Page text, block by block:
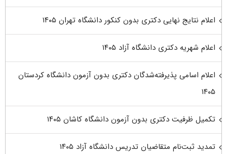
اعلام نتایج نهایی دکتری بدون کنکور دانشگاه تهران ۱۴۰۵
اعلام شهریه دکتری دانشگاه آزاد ۱۴۰۵
اعلام اسامی پذیرفته‌شدگان دکتری بدون آزمون دانشگاه کردستان
۱۴۰۵
تکمیل ظرفیت دکتری بدون آزمون دانشگاه کاشان ۱۴۰۵
تمدید ثبت‌نام متقاضیان تدریس دانشگاه آزاد ۱۴۰۵